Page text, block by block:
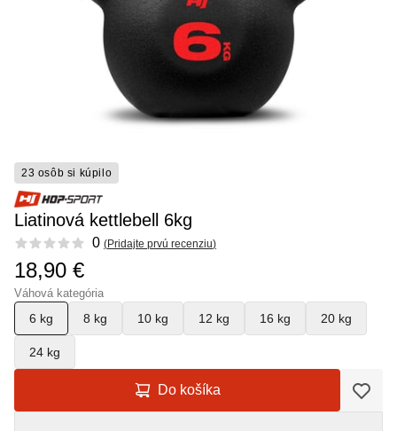
23 osôb si kúpilo
Liatinová kettlebell 6kg
Reviews 0 (Pridajte prvú recenziu)
18,90 €
Váhová kategória
6 kg 8 kg 10 kg 12 kg 16 kg 20 kg
24 kg
Do košíka